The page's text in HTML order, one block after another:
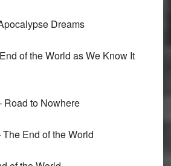
Dreams
of the World as We Know It
Road to Nowhere
End of the World